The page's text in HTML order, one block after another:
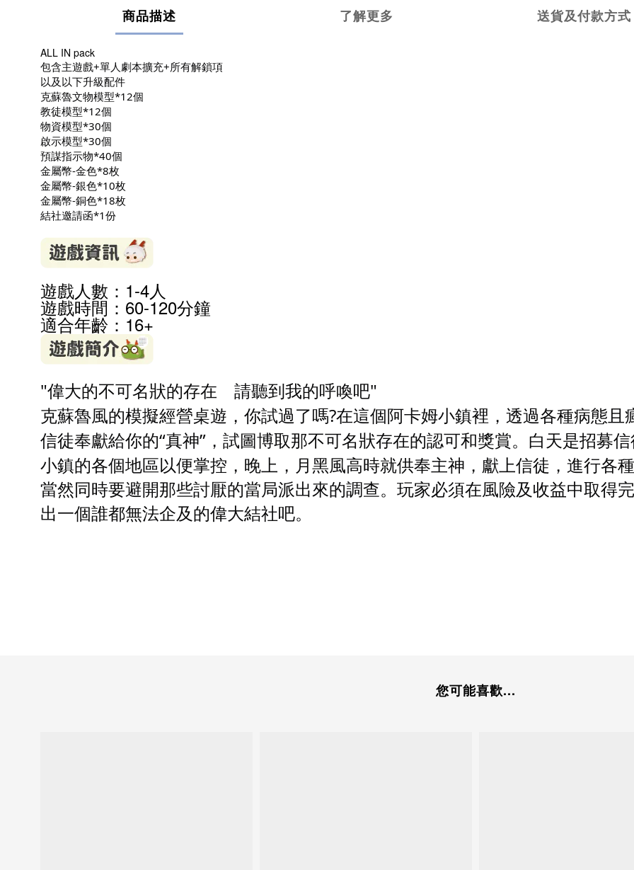
商品描述 了解更多 送貨及付款方式
ALL IN pack
包含主遊戲+單人劇本擴充+所有解鎖項
以及以下升級配件
克蘇魯文物模型*12個
教徒模型*12個
物資模型*30個
啟示模型*30個
預謀指示物*40個
金屬幣-金色*8枚
金屬幣-銀色*10枚
金屬幣-銅色*18枚
結社邀請函*1份
遊戲人數：1-4人
遊戲時間：60-120分鐘
適合年齡：16+
"偉大的不可名狀的存在 請聽到我的呼喚吧"
克蘇魯風的模擬經營桌遊，你試過了嗎?在這個阿卡姆小鎮裡，透過各種病態
信徒奉獻給你的“真神”，試圖博取那不可名狀存在的認可和獎賞。白天是招募
小鎮的各個地區以便掌控，晚上，月黑風高時就供奉主神，獻上信徒，進行各
當然同時要避開那些討厭的當局派出來的調查。玩家必須在風險及收益中取得
出一個誰都無法企及的偉大結社吧。
您可能喜歡...